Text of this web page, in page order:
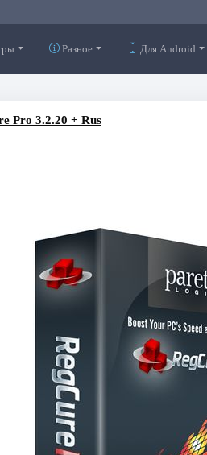
Разное Для Android
Pro 3.2.20 + Rus